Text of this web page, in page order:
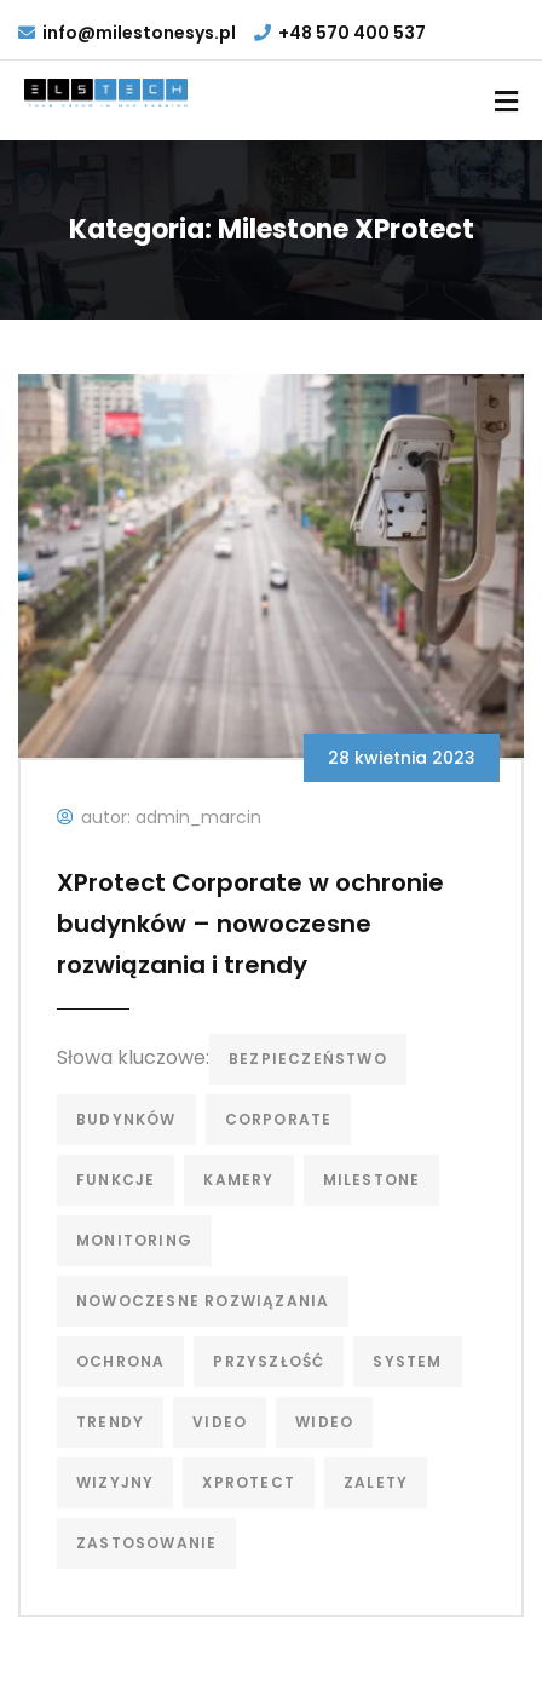
info@milestonesys.pl +48 570 400 537
Kategoria: Milestone XProtect
28 kwietnia 2023
autor: admin_marcin
XProtect Corporate w ochronie
budynków – nowoczesne
rozwiązania i trendy
Słowa kluczowe: BEZPIECZEŃSTWO
BUDYNKÓW CORPORATE
FUNKCJE KAMERY MILESTONE
MONITORING
NOWOCZESNE ROZWIĄZANIA
OCHRONA PRZYSZŁOŚĆ SYSTEM
TRENDY VIDEO WIDEO
WIZYJNY XPROTECT ZALETY
ZASTOSOWANIE